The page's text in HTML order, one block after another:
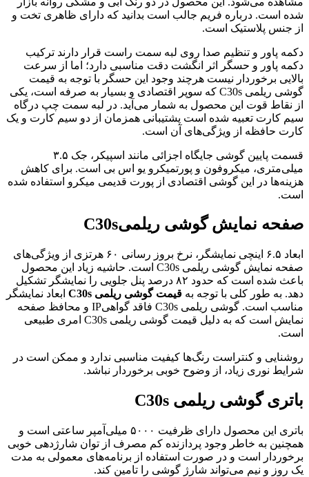
است. درباره فریم جالب است بدانید که دارای ظاهری تخت و
جنس پلاستیک است.
پاور و تنظیم صدا روی لبه سمت راست قرار دارند ترکیب
پاور و حسگر اثر انگشت دقت مناسبی دارد؛ اما از سرعت
برخوردار نیست هرچند وجود این حسگر با توجه به قیمت
گوشی ریلمی C30s که سوپر اقتصادی و بسیار به صرفه است، یکی‌
نقاط قوت این محصول به شمار می‌آید. در لبه سمت چپ درگاه
کارت تعبیه شده ‌است پشتیبانی همزمان از دو سیم کارت و یک
حافظه از ویژگی‌های آن است.
قسمت پایین گوشی جایگاه اجزائی مانند اسپیکر، جک ۳.۵
میکروفون و پورتمیکرو یو اس بی است. برای کاهش
در این گوشی اقتصادی از پورت قدیمی میکرو استفاده شده
نمایش گوشی ریلمیC30s
ابعاد ۶.۵ اینچی نمایشگر، نرخ بروز رسانی ۶۰ هرتزی از ویژگی‌های
صفحه نمایش گوشی ریلمی C30s است. حاشیه زیاد این محصول
باعث شده ‌است که حدود ۸۲ درصد پنل جلویی را نمایشگر تشکیل
به طور کلی با توجه بهقیمت گوشی ریلمی C30s
ابعاد نمایشگر
مناسب است. گوشی ریلمی C30s فاقد گواهیIP و محافظ صفحه
نمایش است که به دلیل قیمت گوشی ریلمی C30s امری طبیعی
و کنتراست رنگ‌ها کیفیت مناسبی ندارد و ممکن است در
نوری زیاد، از وضوح خوبی برخوردار نباشد.
گوشی ریلمیC30s
باتری این محصول دارای ظرفیت ۵۰۰۰ میلی‌آمپر ساعتی است و
به خاطر وجود پردازنده کم مصرف از توان شارژدهی خوبی
است و در صورت استفاده از برنامه‌های معمولی به مدت
روز و نیم می‌تواند شارژ گوشی را تامین کند.